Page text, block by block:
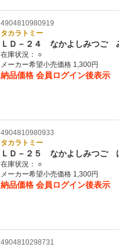
4904810980919
タカラトミー
ＬＤ－２４ なかよしみつご
在庫状況：
○
メーカー希望小売価格 1,300円
納品価格 会員ログイン後表示
4904810980933
タカラトミー
ＬＤ－２５ なかよしみつご
在庫状況：
○
メーカー希望小売価格 1,300円
納品価格 会員ログイン後表示
4904810298731